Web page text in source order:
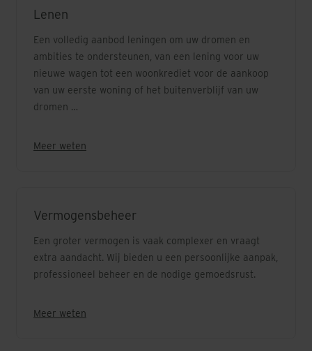
Lenen
Een volledig aanbod leningen om uw dromen en
ambities te ondersteunen, van een lening voor uw
nieuwe wagen tot een woonkrediet voor de aankoop
van uw eerste woning of het buitenverblijf van uw
dromen …
Meer weten
Vermogensbeheer
Een groter vermogen is vaak complexer en vraagt
extra aandacht. Wij bieden u een persoonlijke aanpak,
professioneel beheer en de nodige gemoedsrust.
Meer weten